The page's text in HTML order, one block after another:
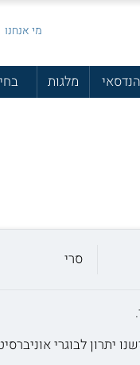
מי אנחנו
הנדסאי מלגות
סרי
יתרון לבוגרי